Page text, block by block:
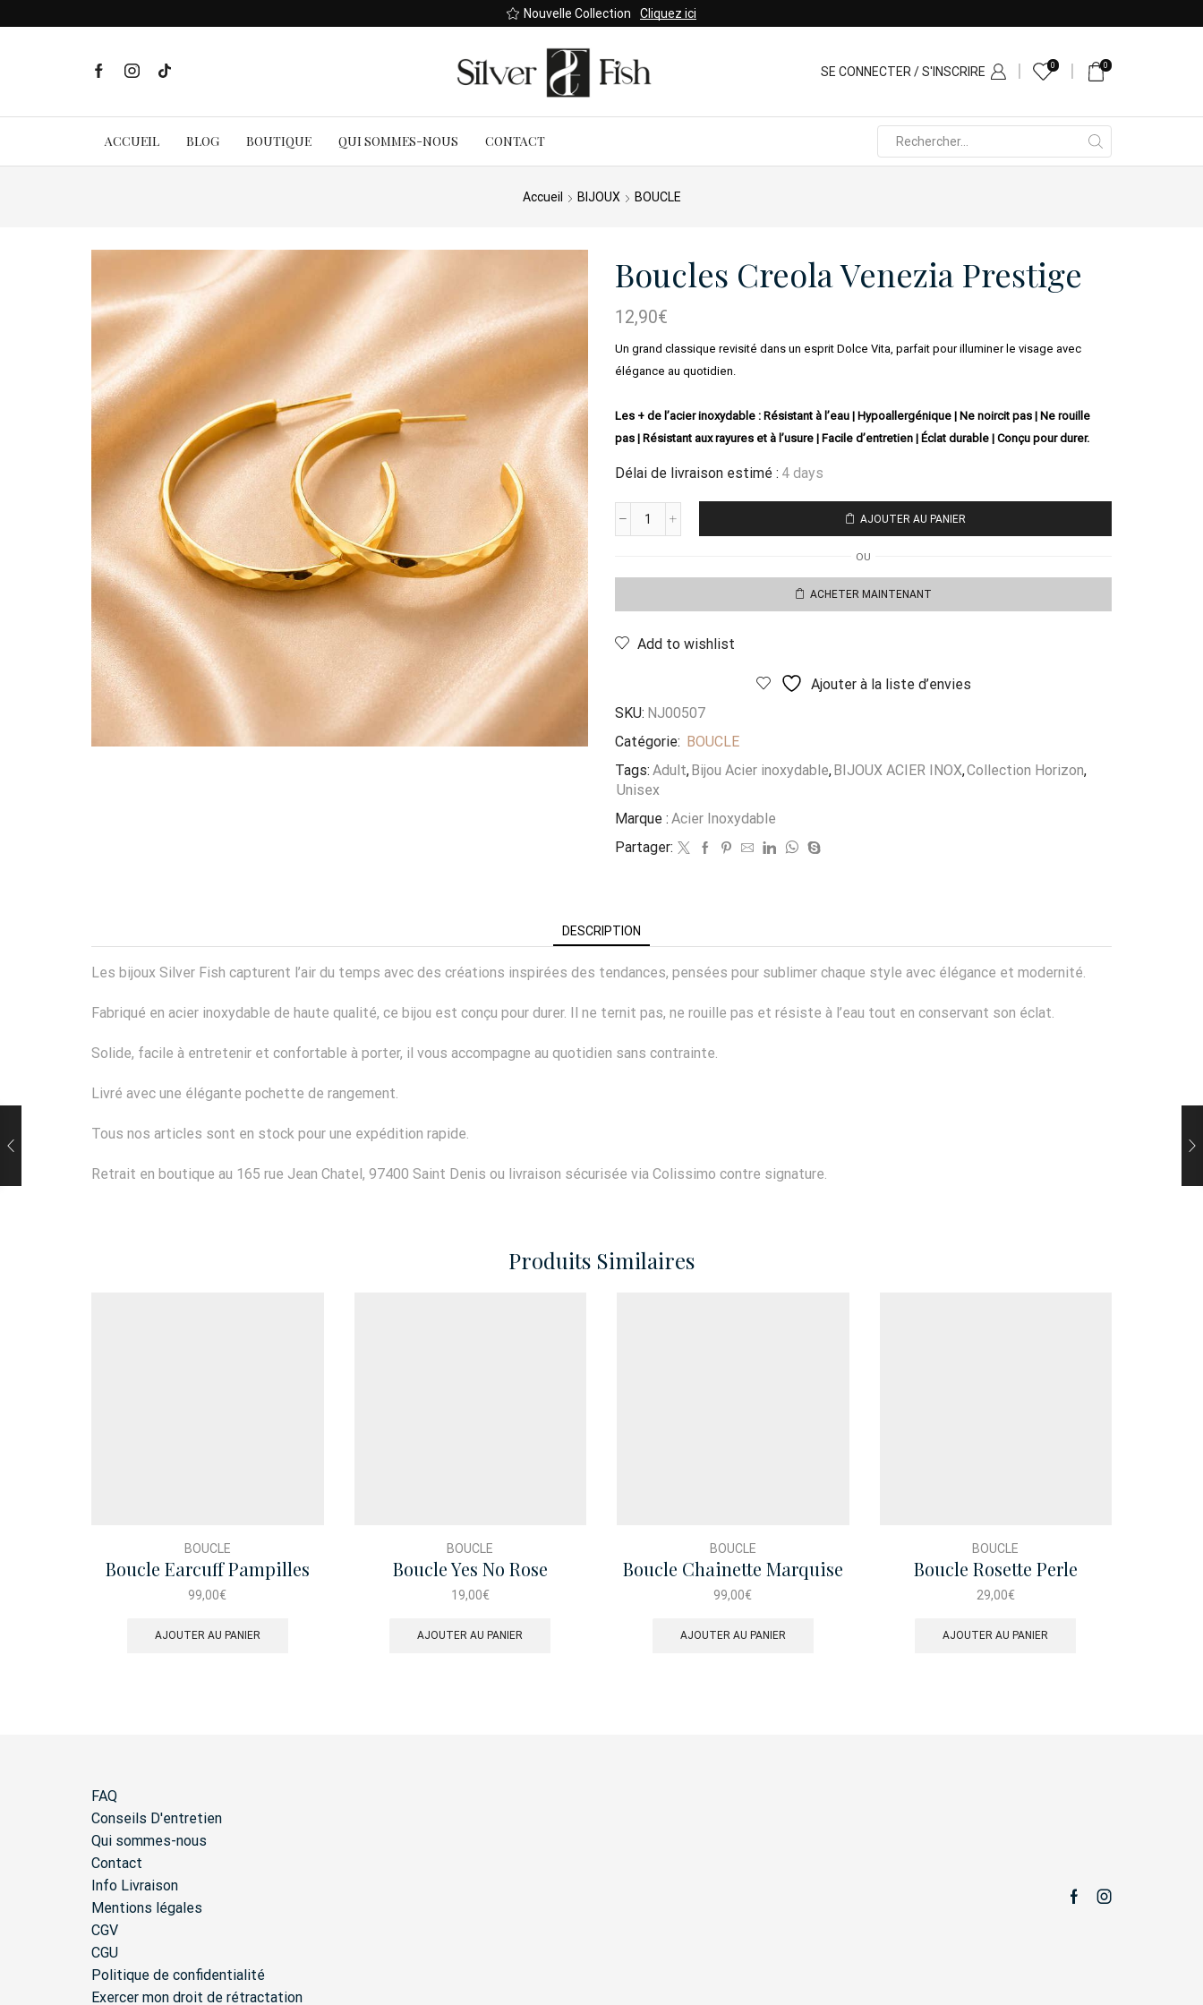
Nouvelle Collection Cliquez ici
SE CONNECTER / S'INSCRIRE 0 0
ACCUEIL BLOG BOUTIQUE QUI SOMMES-NOUS CONTACT
input
Accueil BIJOUX BOUCLE
Boucles Creola Venezia Prestige
12,90€
Un grand classique revisité dans un esprit Dolce Vita, parfait pour illuminer le visage avec
élégance au quotidien.
Les + de l’acier inoxydable : Résistant à l’eau | Hypoallergénique | Ne noircit pas | Ne rouille
pas | Résistant aux rayures et à l’usure | Facile d’entretien | Éclat durable | Conçu pour durer.
Délai de livraison estimé : 4 days
quantité
Creola
Prestige
AJOUTER AU PANIER
OU
ACHETER MAINTENANT
Add to wishlist
Ajouter à la liste d’envies
SKU: NJ00507
Catégorie: BOUCLE
Tags: Adult, Bijou Acier inoxydable, BIJOUX ACIER INOX,Collection Horizon,
Unisex
Marque : Acier Inoxydable
Partager:
DESCRIPTION
Les bijoux Silver Fish capturent l’air du temps avec des créations inspirées des tendances, pensées pour sublimer chaque style avec élégance et modernité.
Fabriqué en acier inoxydable de haute qualité, ce bijou est conçu pour durer. Il ne ternit pas, ne rouille pas et résiste à l’eau tout en conservant son éclat.
Solide, facile à entretenir et confortable à porter, il vous accompagne au quotidien sans contrainte.
Livré avec une élégante pochette de rangement.
Tous nos articles sont en stock pour une expédition rapide.
Retrait en boutique au 165 rue Jean Chatel, 97400 Saint Denis ou livraison sécurisée via Colissimo contre signature.
Produits Similaires
BOUCLE
Boucle Earcuff Pampilles
Dore
99,00€
AJOUTER AU PANIER
BOUCLE
Boucle Yes No Rose
19,00€
AJOUTER AU PANIER
BOUCLE
Boucle Chainette Marquise
99,00€
AJOUTER AU PANIER
BOUCLE
Boucle Rosette Perle
29,00€
AJOUTER AU PANIER
FAQ
Conseils D'entretien
Qui sommes-nous
Contact
Info Livraison
Mentions légales
CGV
CGU
Politique de confidentialité
Exercer mon droit de rétractation
FacebookInstagram